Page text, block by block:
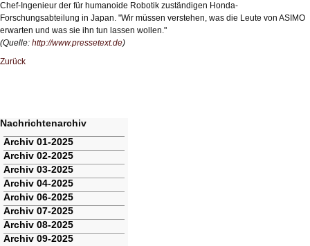
Chef-Ingenieur der für humanoide Robotik zuständigen Honda-
Forschungsabteilung in Japan. "Wir müssen verstehen, was die Leute von ASIMO
erwarten und was sie ihn tun lassen wollen."
(Quelle: http://www.pressetext.de)
Zurück
Nachrichtenarchiv
Navigation
überspringen
Archiv 01-2025
Archiv 02-2025
Archiv 03-2025
Archiv 04-2025
Archiv 06-2025
Archiv 07-2025
Archiv 08-2025
Archiv 09-2025